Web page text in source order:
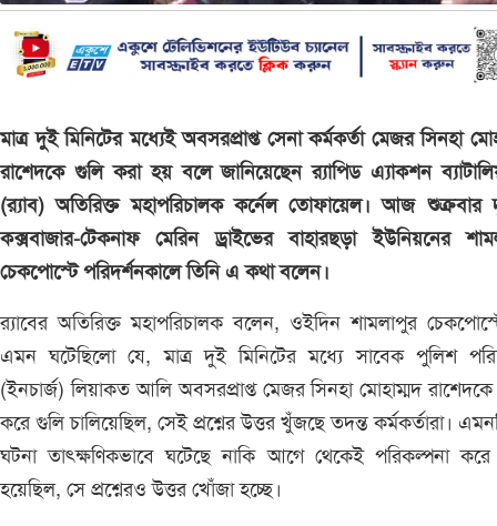
মাত্র দুই মিনিটের মধ্যেই অবসরপ্রাপ্ত সেনা কর্মকর্তা মেজর সিনহা
রাশেদকে গুলি করা হয় বলে জানিয়েছেন র‌্যাপিড এ্যাকশন
(র‌্যাব) অতিরিক্ত মহাপরিচালক কর্নেল তোফায়েল। আজ শুক্রবার
কক্সবাজার-টেকনাফ মেরিন ড্রাইভের বাহারছড়া ইউনিয়নের
চেকপোস্টে পরিদর্শনকালে তিনি এ কথা বলেন।
র‌্যাবের অতিরিক্ত মহাপরিচালক বলেন, ওইদিন শামলাপুর
এমন ঘটেছিলো যে, মাত্র দুই মিনিটের মধ্যে সাবেক পুলিশ
(ইনচার্জ) লিয়াকত আলি অবসরপ্রাপ্ত মেজর সিনহা মোহাম্মদ রাশেদকে
করে গুলি চালিয়েছিল, সেই প্রশ্নের উত্তর খুঁজছে তদন্ত কর্মকর্তারা।
ঘটনা তাৎক্ষণিকভাবে ঘটেছে নাকি আগে থেকেই পরিকল্পনা করে
হয়েছিল, সে প্রশ্নেরও উত্তর খোঁজা হচ্ছে।